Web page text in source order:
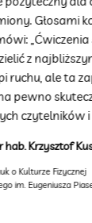
Głosami
„Ćwiczenia
z
ruchu, ale ta
pewno
czytelników
hab. Krzysztof
o Kulturze Fizycznej
im. Eugeniusza